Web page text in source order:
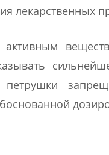
лекарственных
активным